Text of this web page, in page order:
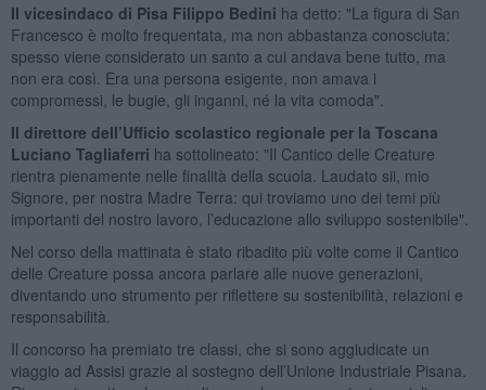
Il vicesindaco di Pisa Filippo Bedini ha detto: "La figura di San
Francesco è molto frequentata, ma non abbastanza conosciuta:
spesso viene considerato un santo a cui andava bene tutto, ma
non era così. Era una persona esigente, non amava i
compromessi, le bugie, gli inganni, né la vita comoda".
Il direttore dell’Ufficio scolastico regionale per la Toscana
Luciano Tagliaferri ha sottolineato: "Il Cantico delle Creature
rientra pienamente nelle finalità della scuola. Laudato sii, mio
Signore, per nostra Madre Terra: qui troviamo uno dei temi più
importanti del nostro lavoro, l’educazione allo sviluppo sostenibile".
Nel corso della mattinata è stato ribadito più volte come il Cantico
delle Creature possa ancora parlare alle nuove generazioni,
diventando uno strumento per riflettere su sostenibilità, relazioni e
responsabilità.
Il concorso ha premiato tre classi, che si sono aggiudicate un
viaggio ad Assisi grazie al sostegno dell’Unione Industriale Pisana.